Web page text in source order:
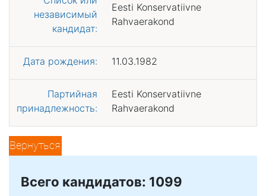
независимый
кандидат:
Eesti Konservatiivne
Rahvaerakond
Дата рождения: 11.03.1982
Партийная
принадлежность:
Eesti Konservatiivne
Rahvaerakond
Вернуться
Всего кандидатов: 1099